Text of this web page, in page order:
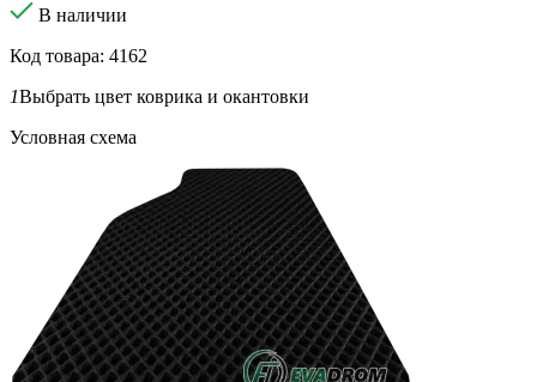
В наличии
Код товара: 4162
1Выбрать цвет коврика и окантовки
Условная схема